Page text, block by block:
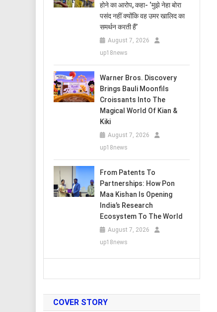
होने का आरोप, कहा- ‘मुझे नेहा बोरा
पसंद नहीं क्योंकि वह उमर खालिद का
समर्थन करती हैं’
August 7, 2026
up18news
Warner Bros. Discovery
Brings Bauli Moonfils
Croissants Into The
Magical World Of Kian &
Kiki
August 7, 2026
up18news
From Patents To
Partnerships: How Pon
Maa Kishan Is Opening
India’s Research
Ecosystem To The World
August 7, 2026
up18news
COVER STORY